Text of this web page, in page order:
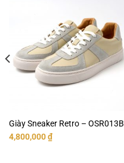
Giày Sneaker Retro – OSR013B
4,800,000₫